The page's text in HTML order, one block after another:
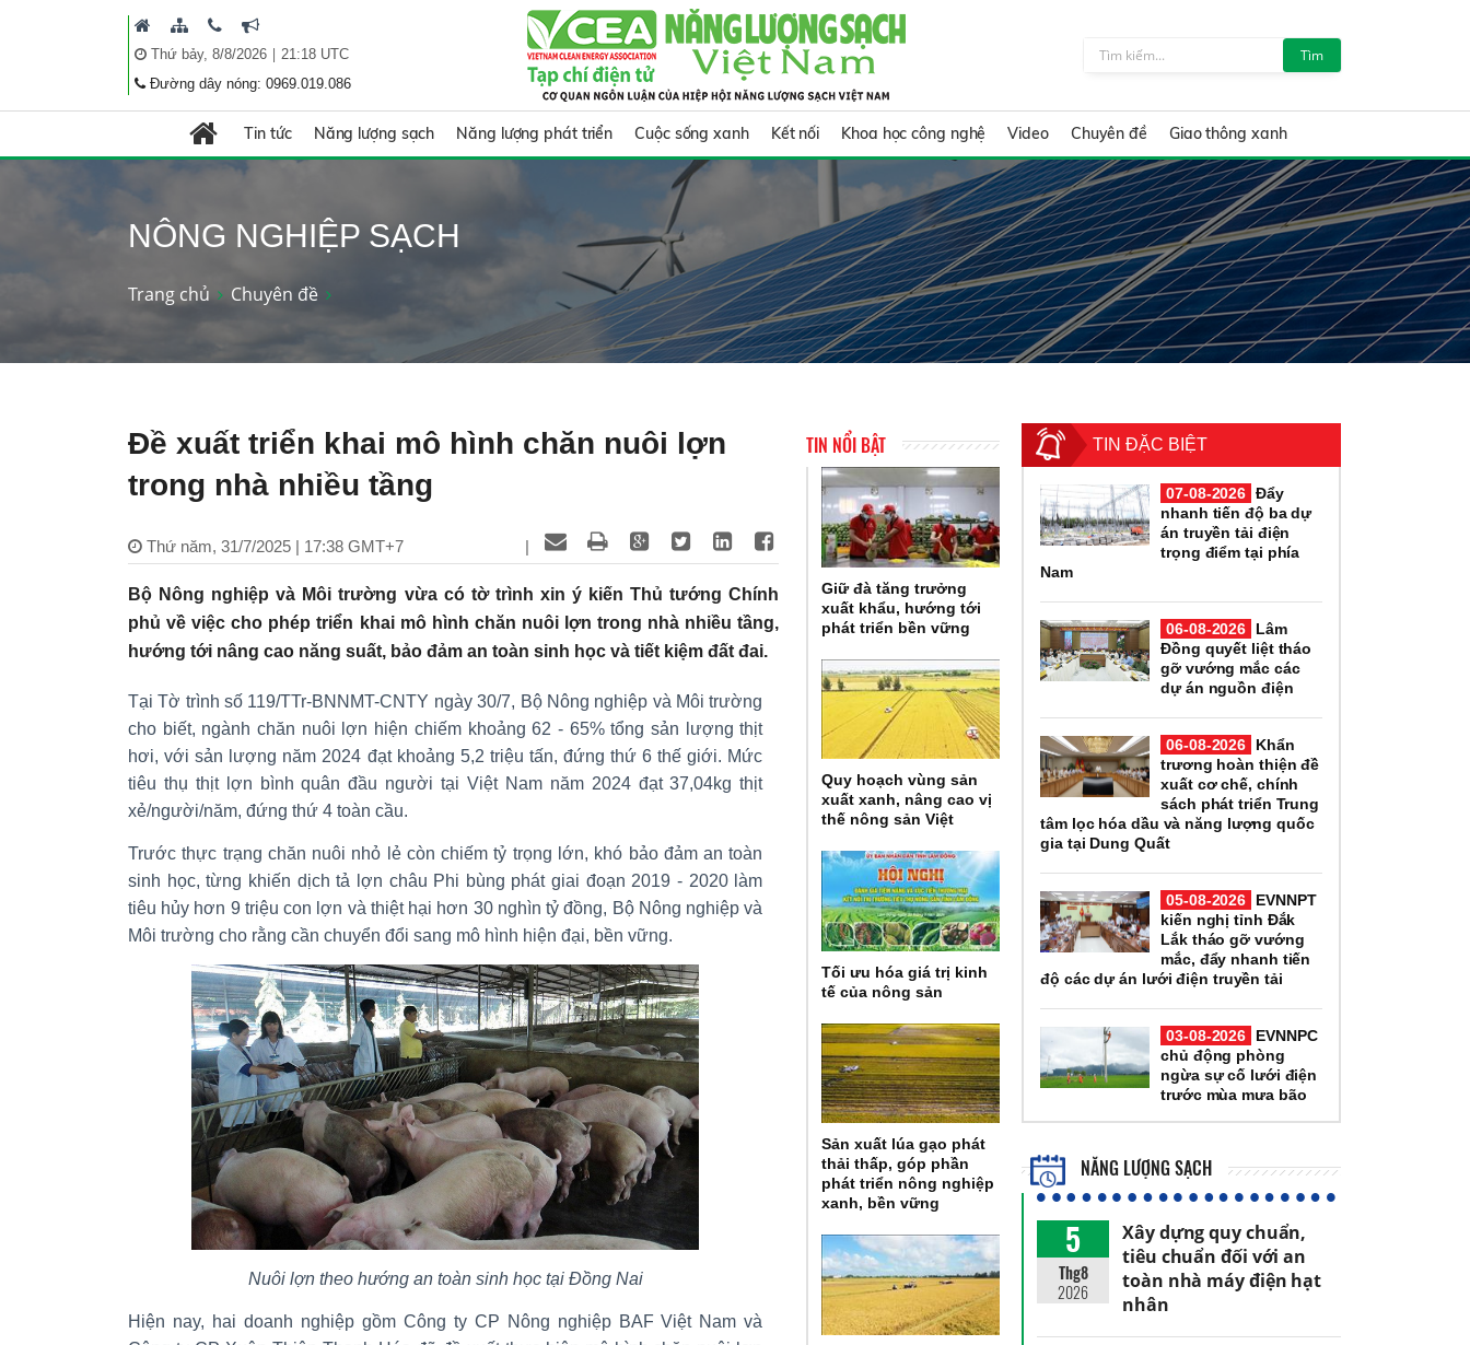
Thứ bảy, 8/8/2026| 21:18 UTC
Đường dây nóng: 0969.019.086
Tìm
Tin tức Năng lượng sạch Năng lượng phát triển Cuộc sống xanh Kết nối Khoa học công nghệ Video Chuyên đề Giao thông xanh
NÔNG NGHIỆP SẠCH
Trang chủ Chuyên đề
Đề xuất triển khai mô hình chăn nuôi lợn
trong nhà nhiều tầng
Thứ năm, 31/7/2025 | 17:38 GMT+7 |
Bộ Nông nghiệp và Môi trường vừa có tờ trình xin ý kiến Thủ tướng Chính
phủ về việc cho phép triển khai mô hình chăn nuôi lợn trong nhà nhiều tầng,
hướng tới nâng cao năng suất, bảo đảm an toàn sinh học và tiết kiệm đất đai.
Tại Tờ trình số 119/TTr-BNNMT-CNTY ngày 30/7, Bộ Nông nghiệp và Môi trường
cho biết, ngành chăn nuôi lợn hiện chiếm khoảng 62 - 65% tổng sản lượng thịt
hơi, với sản lượng năm 2024 đạt khoảng 5,2 triệu tấn, đứng thứ 6 thế giới. Mức
tiêu thụ thịt lợn bình quân đầu người tại Việt Nam năm 2024 đạt 37,04kg thịt
xẻ/người/năm, đứng thứ 4 toàn cầu.
Trước thực trạng chăn nuôi nhỏ lẻ còn chiếm tỷ trọng lớn, khó bảo đảm an toàn
sinh học, từng khiến dịch tả lợn châu Phi bùng phát giai đoạn 2019 - 2020 làm
tiêu hủy hơn 9 triệu con lợn và thiệt hại hơn 30 nghìn tỷ đồng, Bộ Nông nghiệp và
Môi trường cho rằng cần chuyển đổi sang mô hình hiện đại, bền vững.
Nuôi lợn theo hướng an toàn sinh học tại Đồng Nai
Hiện nay, hai doanh nghiệp gồm Công ty CP Nông nghiệp BAF Việt Nam và
TIN NỔI BẬT
Giữ đà tăng trưởng
xuất khẩu, hướng tới
phát triển bền vững
Quy hoạch vùng sản
xuất xanh, nâng cao vị
thế nông sản Việt
Tối ưu hóa giá trị kinh
tế của nông sản
Sản xuất lúa gạo phát
thải thấp, góp phần
phát triển nông nghiệp
xanh, bền vững
TIN ĐẶC BIỆT
07-08-2026 Đẩy
nhanh tiến độ ba dự
án truyền tải điện
trọng điểm tại phía
Nam
06-08-2026
Lâm
Đồng quyết liệt tháo
gỡ vướng mắc các
dự án nguồn điện
06-08-2026
Khẩn
trương hoàn thiện đề
xuất cơ chế, chính
sách phát triển Trung
tâm lọc hóa dầu và năng lượng quốc
gia tại Dung Quất
05-08-2026
EVNNPT
kiến nghị tỉnh Đắk
Lắk tháo gỡ vướng
mắc, đẩy nhanh tiến
độ các dự án lưới điện truyền tải
03-08-2026
EVNNPC
chủ động phòng
ngừa sự cố lưới điện
trước mùa mưa bão
NĂNG LƯỢNG SẠCH
5
Thg8
2026
Xây dựng quy chuẩn,
tiêu chuẩn đối với an
toàn nhà máy điện hạt
nhân